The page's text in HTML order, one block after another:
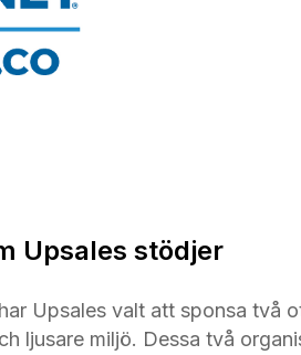
Upsales stödjer
Upsales valt att sponsa två
ljusare miljö. Dessa två